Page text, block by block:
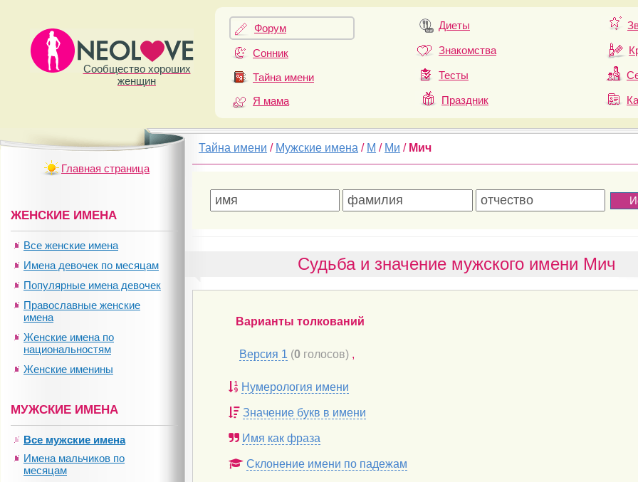
Сообщество хороших
женщин
Форум
Сонник
Тайна имени
Я мама
Диеты
Знакомства
Тесты
Праздник
Тайна имени / Мужские имена / М / Ми / Мич
Судьба и значение мужского имени Мич
Варианты толкований
Версия 1 (0 голосов) ,
Нумерология имени
Значение букв в имени
Имя как фраза
Склонение имени по падежам
Главная страница
ЖЕНСКИЕ ИМЕНА
Все женские имена
Имена девочек по месяцам
Популярные имена девочек
Православные женские
имена
Женские имена по
национальностям
Женские именины
МУЖСКИЕ ИМЕНА
Все мужские имена
Имена мальчиков по
месяцам